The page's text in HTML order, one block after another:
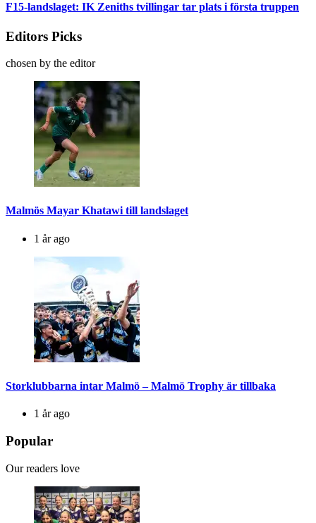
F15-landslaget: IK Zeniths tvillingar tar plats i första truppen
Editors Picks
chosen by the editor
Malmös Mayar Khatawi till landslaget
1 år ago
Storklubbarna intar Malmö – Malmö Trophy är tillbaka
1 år ago
Popular
Our readers love